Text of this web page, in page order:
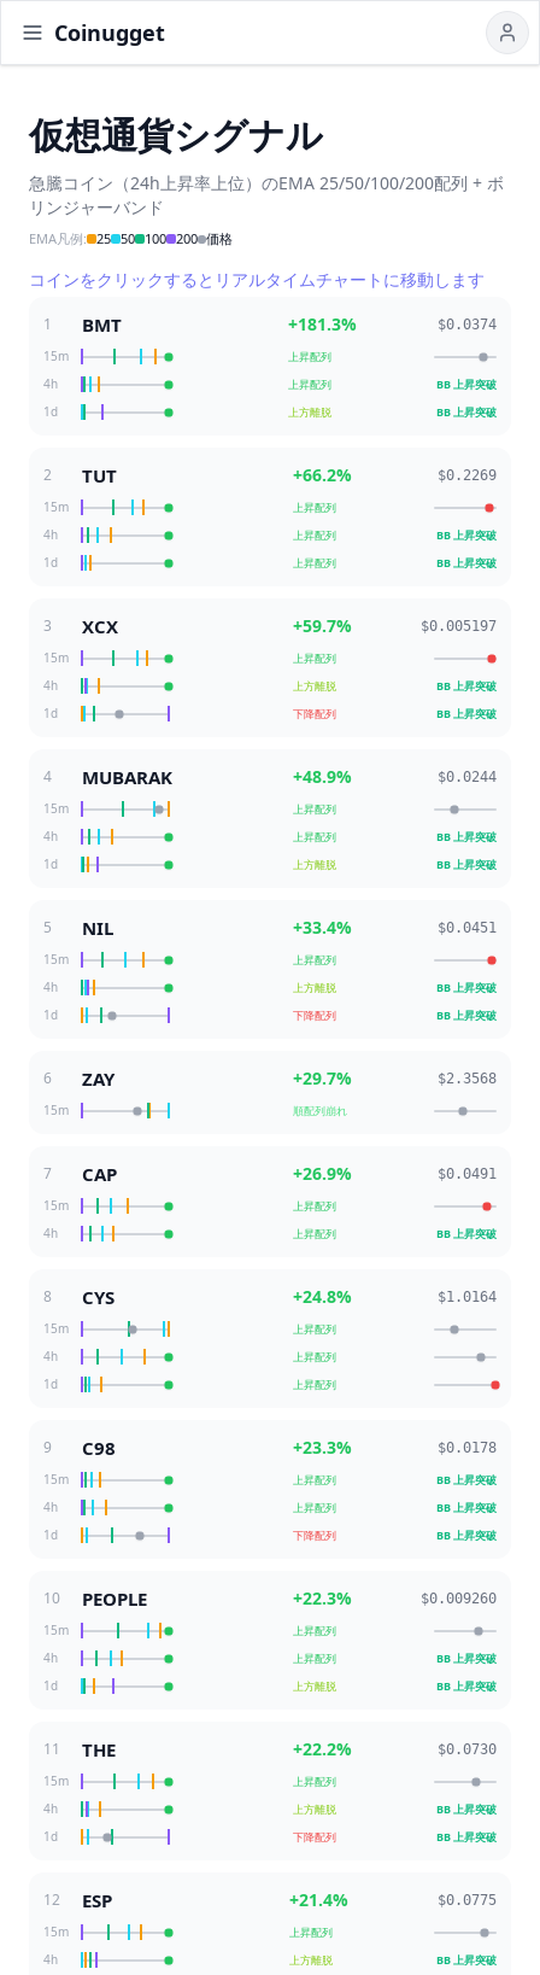
Coinugget
仮想通貨シグナル
急騰コイン（24h上昇率上位）のEMA 25/50/100/200配列 + ボ
リンジャーバンド
EMA凡例: 25 50 100 200 価格
コインをクリックするとリアルタイムチャートに移動します
1 BMT +181.3%
$0.0374
15m
上昇配列
4h 上昇配列 BB 上昇突破
1d 上方離脱 BB 上昇突破
2 TUT +66.2%
$0.2269
15m
上昇配列
4h 上昇配列 BB 上昇突破
1d 上昇配列 BB 上昇突破
3 XCX +59.7%
$0.005197
15m
上昇配列
4h 上方離脱 BB 上昇突破
1d 下降配列 BB 上昇突破
4 MUBARAK +48.9%
$0.0244
15m
上昇配列
4h 上昇配列 BB 上昇突破
1d 上方離脱 BB 上昇突破
5 NIL +33.4%
$0.0451
15m
上昇配列
4h 上方離脱 BB 上昇突破
1d 下降配列 BB 上昇突破
6 ZAY +29.7%
$2.3568
15m
順配列崩れ
7 CAP +26.9%
$0.0491
15m
上昇配列
4h 上昇配列 BB 上昇突破
8 CYS +24.8%
$1.0164
15m
上昇配列
4h 上昇配列
1d 上昇配列
9 C98 +23.3%
$0.0178
15m
上昇配列 BB 上昇突破
4h 上昇配列 BB 上昇突破
1d 下降配列 BB 上昇突破
10 PEOPLE +22.3%
$0.009260
15m
上昇配列
4h 上昇配列 BB 上昇突破
1d 上方離脱 BB 上昇突破
11 THE +22.2%
$0.0730
15m
上昇配列
4h 上方離脱 BB 上昇突破
1d 下降配列 BB 上昇突破
12 ESP +21.4%
$0.0775
15m
上昇配列
4h 上方離脱 BB 上昇突破